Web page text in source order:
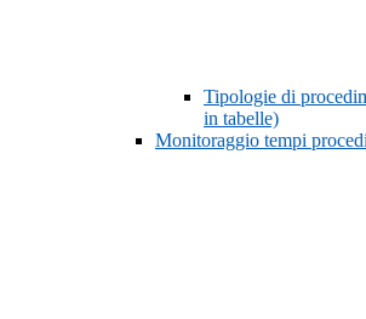
Tipologie di
in tabelle)
Monitoraggio tempi